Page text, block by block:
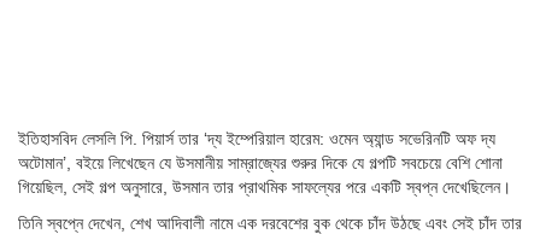
ইতিহাসবিদ লেসলি পি. পিয়ার্স তার ‘দ্য ইম্পেরিয়াল হারেম: ওমেন অ্যান্ড সভেরিনটি অফ দ্য
অটোমান’, বইয়ে লিখেছেন যে উসমানীয় সাম্রাজ্যের শুরুর দিকে যে গল্পটি সবচেয়ে বেশি শোনা
গিয়েছিল, সেই গল্প অনুসারে, উসমান তার প্রাথমিক সাফল্যের পরে একটি স্বপ্ন দেখেছিলেন।
তিনি স্বপ্নে দেখেন, শেখ আদিবালী নামে এক দরবেশের বুক থেকে চাঁদ উঠছে এবং সেই চাঁদ তার